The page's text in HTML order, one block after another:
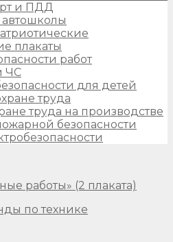
и ПДД
плакаты
работ
ЧС
для детей
труда
труда на производстве
безопасности
по технике